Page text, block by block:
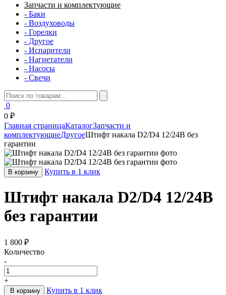
Запчасти и комплектующие
- Баки
- Воздуховоды
- Горелки
- Другое
- Испарители
- Нагнетатели
- Насосы
- Свечи
0
0 ₽
Главная страницаКаталогЗапчасти и
комплектующиеДругоеШтифт накала D2/D4 12/24В без
гарантии
В корзину Купить в 1 клик
Штифт накала D2/D4 12/24В
без гарантии
1 800 ₽
Количество
-
+
В корзину
Купить в 1 клик